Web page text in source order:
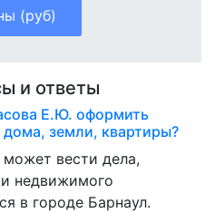
(руб)
и ответы
Е.Ю. оформить
земли, квартиры?
вести дела,
недвижимого
в городе Барнаул.